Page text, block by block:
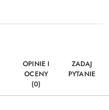
OPINIE I
OCENY
(0)
ZADAJ
PYTANIE